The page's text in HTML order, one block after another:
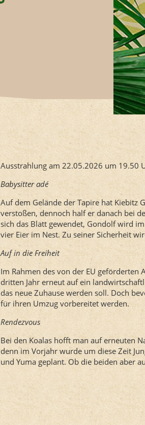
Ausstrahlung am 22.05.2026 um 19.50
Babysitter adé
Auf dem Gelände der Tapire hat Kiebitz
verstoßen, dennoch half er danach bei
sich das Blatt gewendet, Gondolf wird
vier Eier im Nest. Zu seiner Sicherheit
Auf in die Freiheit
Im Rahmen des von der EU geförderten
dritten Jahr erneut auf ein
das neue Zuhause werden soll. Doch
für ihren Umzug vorbereitet werden.
Rendezvous
Bei den Koalas hofft man auf erneuten
denn im Vorjahr wurde um diese Zeit
und Yuma geplant. Ob die beiden aber